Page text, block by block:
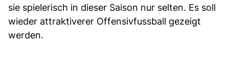
sie spielerisch in dieser Saison nur selten. Es soll
wieder attraktiverer Offensivfussball gezeigt
werden.